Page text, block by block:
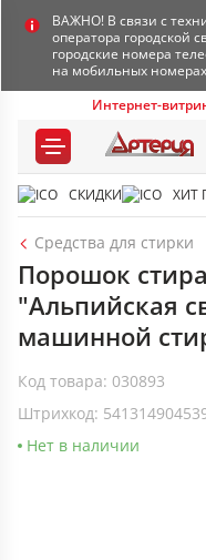
ВАЖНО! В связи с
оператора городской
городские номера
на мобильных
Интернет-
СКИДКИ ХИТ
Средства для стирки
Порошок
"Альпийская
машинной
Код товара: 030893
Штрихкод:
Нет в наличии